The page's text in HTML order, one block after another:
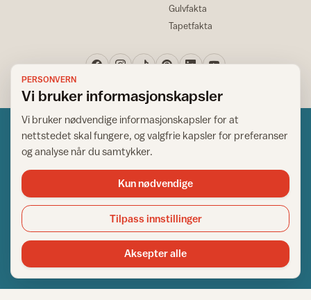
Gulvfakta
Tapetfakta
Norsk råd for hjem og bygg
Copyright © 1995-2026. All Rights Reserved.
Ansvarlig redaktør: Helge Bod Vangen
Utgiver: IFI - Norsk råd for hjem og bygg
PERSONVERN
Vi bruker informasjonskapsler
Vi bruker nødvendige informasjonskapsler for at
nettstedet skal fungere, og valgfrie kapsler for preferanser
og analyse når du samtykker.
Kun nødvendige
Tilpass innstillinger
Aksepter alle